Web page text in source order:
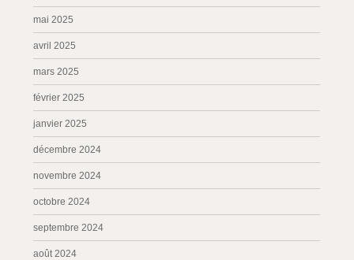
mai 2025
avril 2025
mars 2025
février 2025
janvier 2025
décembre 2024
novembre 2024
octobre 2024
septembre 2024
août 2024